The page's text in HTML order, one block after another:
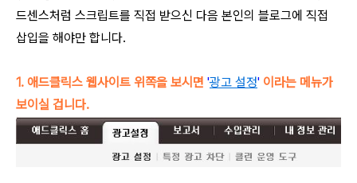
드센스처럼 스크립트를 직접 받으신 다음 본인의 블로그에 직접
삽입을 해야만 합니다.
1. 애드클릭스 웹사이트 위쪽을 보시면 '광고 설정' 이라는 메뉴가
보이실 겁니다.